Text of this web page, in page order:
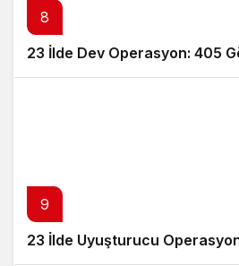
8
23 İlde Dev Operasyon: 405
9
23 İlde Uyuşturucu